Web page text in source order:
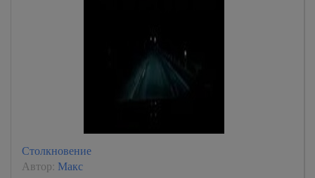
Столкновение
Автор: Макс